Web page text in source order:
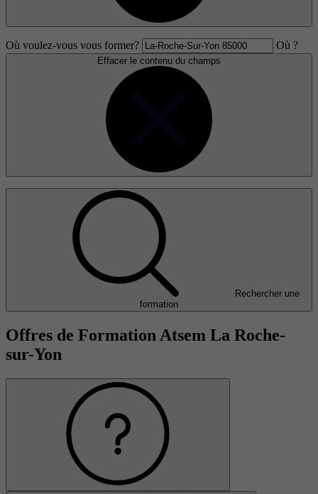
Où voulez-vous vous former? Où ?
Effacer le contenu du champs
Rechercher une
formation
Offres de Formation Atsem La Roche-
sur-Yon